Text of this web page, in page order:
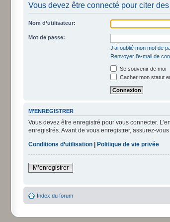
Vous devez être connecté pour citer
Nom d’utilisateur:
Mot de passe:
J’ai oublié mon mot de
Renvoyer l’e-mail de
Se souvenir de moi
Cacher mon statut
M’ENREGISTRER
Vous devez être enregistré pour vous connecter.
enregistrés. Avant de vous enregistrer, assurez-
Conditions d’utilisation
Politique de vie privée
M’enregistrer
Index du forum